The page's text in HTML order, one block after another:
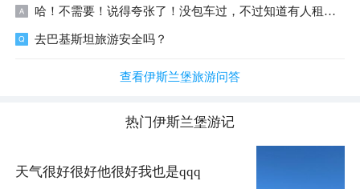
哈！不需要！说得夸张了！没包车过，不过知道有人租车！但那是长期滞留的！有uber，去之前装好了有用，而且比直接打的便宜些！打的那车太吓人，感觉要散架了，而且都是讲价，至少我遇到的都是这样的
去巴基斯坦旅游安全吗？
查看伊斯兰堡旅游问答
热门伊斯兰堡游记
天气很好很好他很好我也是qqq